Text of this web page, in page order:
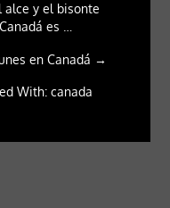
alce y el bisonte
es …
en Canadá →
With: canada